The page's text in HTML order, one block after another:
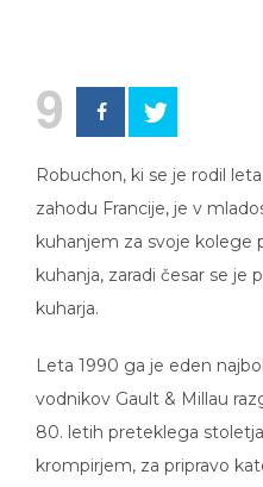
9
Robuchon, ki se je rodil
zahodu Francije, je v
kuhanjem za svoje kolege
kuhanja, zaradi česar se je
kuharja.
Leta 1990 ga je eden
vodnikov Gault & Millau
80. letih preteklega
krompirjem, za pripravo